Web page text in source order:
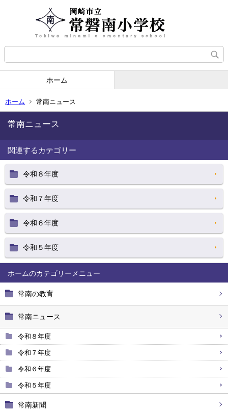
ホーム
ホーム 常南ニュース
ホーム
常南の教育
常南ニュース
令和８年度
令和７年度
令和６年度
令和５年度
常南新聞
常南ニュース
関連するカテゴリー
令和８年度
令和７年度
令和６年度
令和５年度